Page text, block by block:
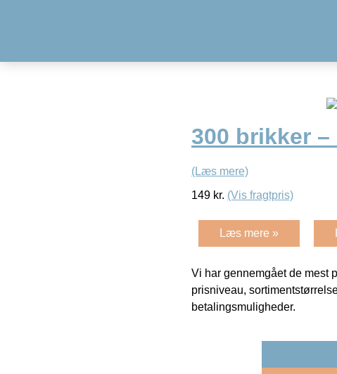
300 brikker
(Læs mere)
149 kr. (Vis fragtpris)
Læs mere »
Vi har gennemgået de mest
prisniveau,
betalingsmuligheder.